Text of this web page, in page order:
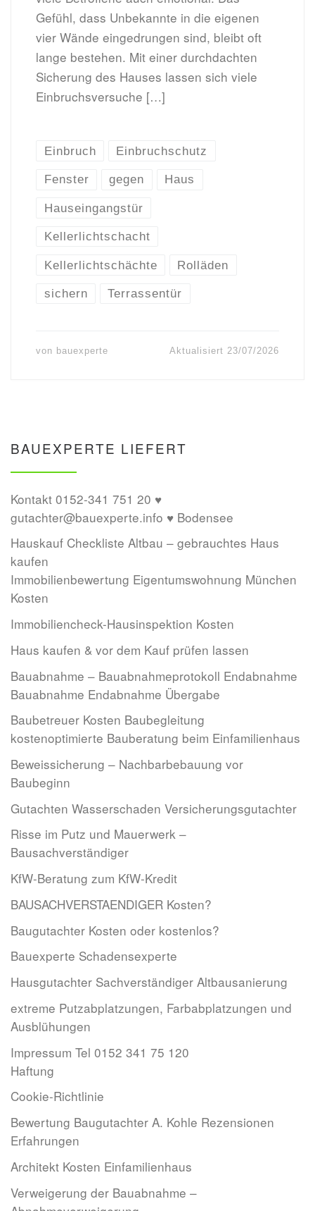
Gefühl, dass Unbekannte in die eigenen
vier Wände eingedrungen sind, bleibt oft
lange bestehen. Mit einer durchdachten
Sicherung des Hauses lassen sich viele
Einbruchsversuche […]
Einbruch Einbruchschutz
Fenster gegen Haus
Hauseingangstür
Kellerlichtschacht
Kellerlichtschächte Rolläden
sichern Terrassentür
von bauexperte Aktualisiert 23/07/2026
BAUEXPERTE LIEFERT
Kontakt 0152-341 751 20 ♥
gutachter@bauexperte.info ♥ Bodensee
Hauskauf Checkliste Altbau – gebrauchtes Haus
kaufen
Immobilienbewertung Eigentumswohnung München
Kosten
Immobiliencheck-Hausinspektion Kosten
Haus kaufen & vor dem Kauf prüfen lassen
Bauabnahme – Bauabnahmeprotokoll Endabnahme
Bauabnahme Endabnahme Übergabe
Baubetreuer Kosten Baubegleitung
kostenoptimierte Bauberatung beim Einfamilienhaus
Beweissicherung – Nachbarbebauung vor
Baubeginn
Gutachten Wasserschaden Versicherungsgutachter
Risse im Putz und Mauerwerk –
Bausachverständiger
KfW-Beratung zum KfW-Kredit
BAUSACHVERSTAENDIGER Kosten?
Baugutachter Kosten oder kostenlos?
Bauexperte Schadensexperte
Hausgutachter Sachverständiger Altbausanierung
extreme Putzabplatzungen, Farbabplatzungen und
Ausblühungen
Impressum Tel 0152 341 75 120
Haftung
Cookie-Richtlinie
Bewertung Baugutachter A. Kohle Rezensionen
Erfahrungen
Architekt Kosten Einfamilienhaus
Verweigerung der Bauabnahme –